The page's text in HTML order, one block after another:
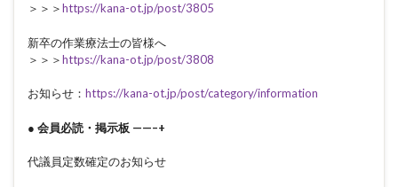
＞＞＞https://kana-ot.jp/post/3805
新卒の作業療法士の皆様へ
＞＞＞https://kana-ot.jp/post/3808
お知らせ： https://kana-ot.jp/post/category/information
● 会員必読・掲示板 ——–+
代議員定数確定のお知らせ